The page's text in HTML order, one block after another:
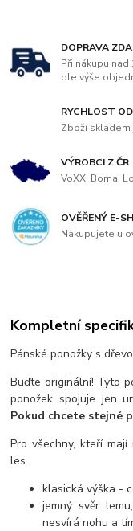
DOPRAVA
Při nákupu
dle výše
RYCHLOST
Zboží
VÝROBCI Z ČR
VoXX, Boma,
OVĚŘENÝ E-
Nakupujete u
Kompletní
Pánské ponožky s
Buďte originální! Tyto
ponožek spojuje jen
Pokud chcete stejné
Pro všechny, kteří
les.
klasická výška -
jemný svěr
nesvírá nohu a